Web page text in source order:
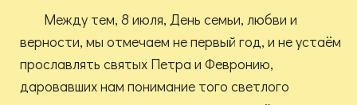
Между тем, 8 июля, День семьи, любви и
верности, мы отмечаем не первый год, и не устаём
прославлять святых Петра и Февронию,
даровавших нам понимание того светлого